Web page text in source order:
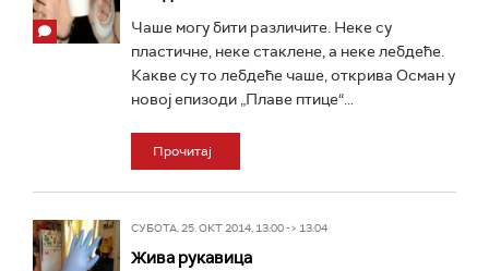
Чаше могу бити различите. Неке су
пластичне, неке стаклене, а неке лебдеће.
Какве су то лебдеће чаше, открива Осман у
новој епизоди „Плаве птице“...
Прочитај
СУБОТА, 25. ОКТ 2014, 13:00 -> 13:04
Жива рукавица